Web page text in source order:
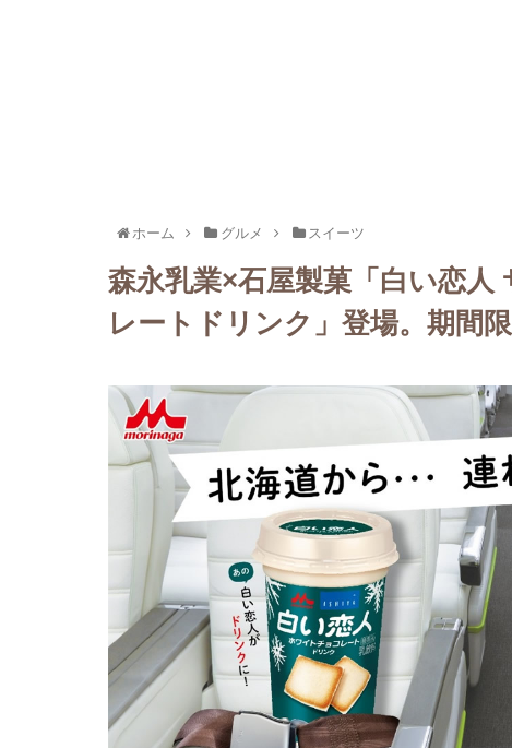
ホーム グルメ スイーツ
森永乳業×石屋製菓「白い恋
レートドリンク」登場。期間